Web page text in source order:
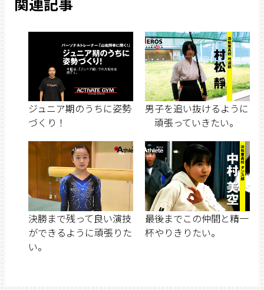
ジュニア期のうちに姿勢
づくり！
男子を追い抜けるように
頑張っていきたい。
決勝まで残って良い演技
ができるように頑張りた
い。
最後までこの仲間と精一
杯やりきりたい。